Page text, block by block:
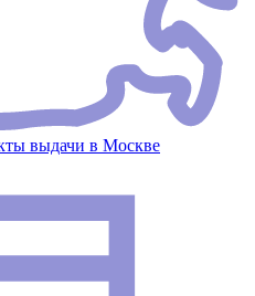
выдачи в Москве